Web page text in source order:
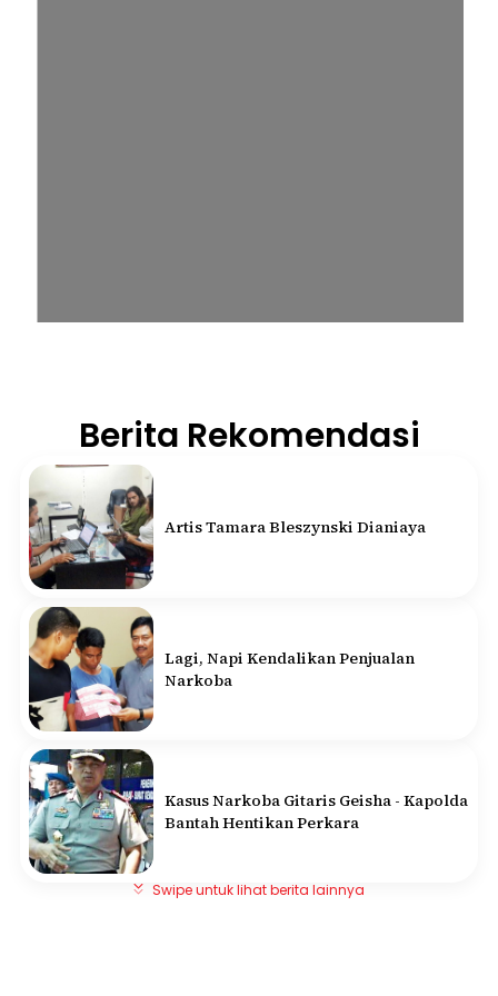
Berita Rekomendasi
Artis Tamara Bleszynski Dianiaya
Lagi, Napi Kendalikan Penjualan
Narkoba
Kasus Narkoba Gitaris Geisha - Kapolda
Bantah Hentikan Perkara
Swipe untuk lihat berita lainnya